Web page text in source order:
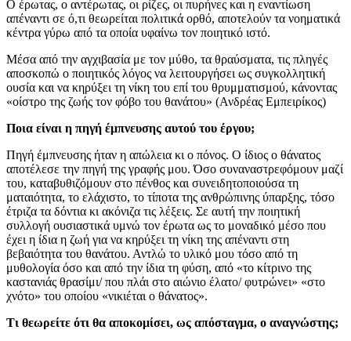
Ο έρωτας, ο αντέρωτας, οι ρίζες, οι πυρήνες και η εναντίωση
απέναντι σε ό,τι θεωρείται πολιτικά ορθό, αποτελούν τα νοηματικά
κέντρα γύρω από τα οποία υφαίνω τον ποιητικό ιστό.
Μέσα από την αγχιβασία με τον μύθο, τα θραύσματα, τις πληγές
αποσκοπώ ο ποιητικός λόγος να λειτουργήσει ως συγκολλητική
ουσία και να κηρύξει τη νίκη του επί του θρυμματισμού, κάνοντας
«οίστρο της ζωής τον φόβο του θανάτου» (Ανδρέας Εμπειρίκος)
Ποια είναι η πηγή έμπνευσης αυτού του έργου;
Πηγή έμπνευσης ήταν η απώλεια κι ο πόνος. Ο ίδιος ο θάνατος
αποτέλεσε την πηγή της γραφής μου. Όσο συναναστρεφόμουν μαζί
του, καταβυθιζόμουν στο πένθος και συνειδητοποιούσα τη
ματαιότητα, το ελάχιστο, το τίποτα της ανθρώπινης ύπαρξης, τόσο
έτριζα τα δόντια κι ακόνιζα τις λέξεις. Σε αυτή την ποιητική
συλλογή ουσιαστικά υμνώ τον έρωτα ως το μοναδικό μέσο που
έχει η ίδια η ζωή για να κηρύξει τη νίκη της απέναντι στη
βεβαιότητα του θανάτου. Αντλώ το υλικό μου τόσο από τη
μυθολογία όσο και από την ίδια τη φύση, από «το κίτρινο της
καστανιάς θρασίμι/ που πλάι στο αιώνιο έλατο/ φυτρώνει» «στο
χνότο» του οποίου «νικιέται ο θάνατος».
Τι θεωρείτε ότι θα αποκομίσει, ως απόσταγμα, ο αναγνώστης;